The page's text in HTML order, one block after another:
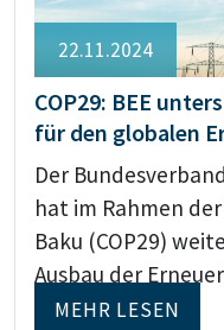
22.11.2024
COP29: BEE
für den globalen
Der
hat im Rahmen
Baku (COP29)
Ausbau der
MEHR LESEN